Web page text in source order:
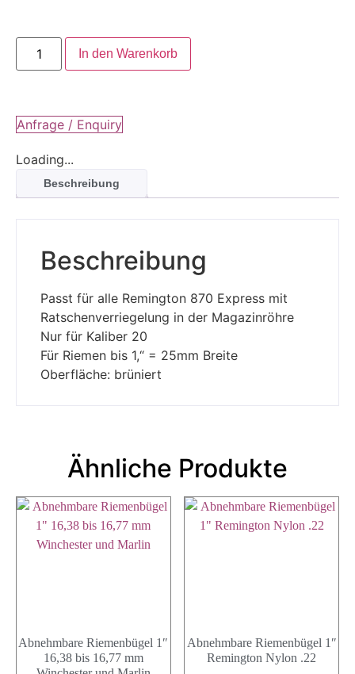
In den Warenkorb
Anfrage / Enquiry
Loading...
Beschreibung
Beschreibung
Passt für alle Remington 870 Express mit
Ratschenverriegelung in der Magazinröhre
Nur für Kaliber 20
Für Riemen bis 1,“ = 25mm Breite
Oberfläche: brüniert
Ähnliche Produkte
Abnehmbare Riemenbügel 1″
16,38 bis 16,77 mm
Abnehmbare Riemenbügel 1″
Remington Nylon .22